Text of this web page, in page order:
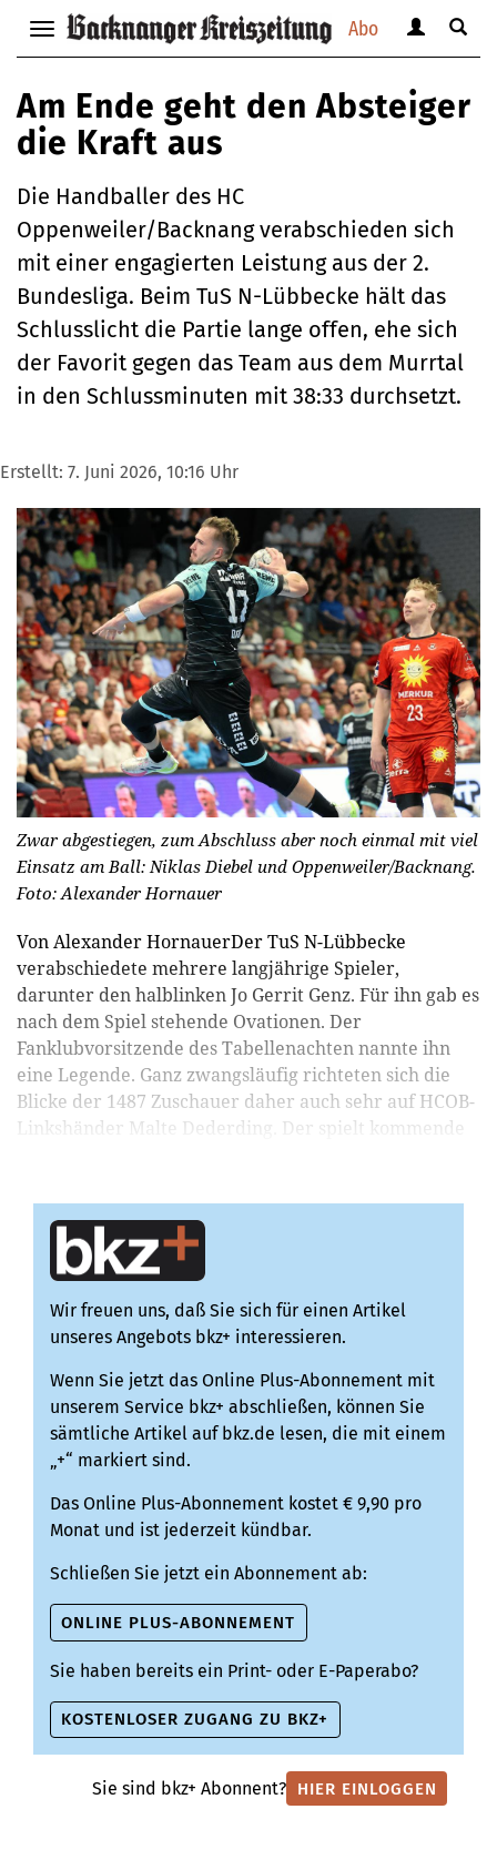
Abo
Navigation
anzeigen
verbergen
anzeigen
verbergen
Suche
Am Ende geht den Absteiger
die Kraft aus
Die Handballer des HC
Oppenweiler/Backnang verabschieden sich
mit einer engagierten Leistung aus der 2.
Bundesliga. Beim TuS N-Lübbecke hält das
Schlusslicht die Partie lange offen, ehe sich
der Favorit gegen das Team aus dem Murrtal
in den Schlussminuten mit 38:33 durchsetzt.
Erstellt: 7. Juni 2026, 10:16 Uhr
Zwar abgestiegen, zum Abschluss aber noch einmal mit viel
Einsatz am Ball: Niklas Diebel und Oppenweiler/Backnang.
Foto: Alexander Hornauer
Von Alexander HornauerDer TuS N-Lübbecke
verabschiedete mehrere langjährige Spieler,
darunter den halblinken Jo Gerrit Genz. Für ihn gab es
nach dem Spiel stehende Ovationen. Der
Fanklubvorsitzende des Tabellenachten nannte ihn
eine Legende. Ganz zwangsläufig richteten sich die
Blicke der 1487 Zuschauer daher auch sehr auf HCOB-
Linkshänder Malte Dederding. Der spielt kommende
Wir freuen uns, daß Sie sich für einen Artikel
unseres Angebots bkz+ interessieren.
Wenn Sie jetzt das Online Plus-Abonnement mit
unserem Service bkz+ abschließen, können Sie
sämtliche Artikel auf bkz.de lesen, die mit einem
„+“ markiert sind.
Das Online Plus-Abonnement kostet € 9,90 pro
Monat und ist jederzeit kündbar.
Schließen Sie jetzt ein Abonnement ab:
ONLINE PLUS-ABONNEMENT
Sie haben bereits ein Print- oder E-Paperabo?
KOSTENLOSER ZUGANG ZU BKZ+
Sie sind bkz+ Abonnent? HIER EINLOGGEN